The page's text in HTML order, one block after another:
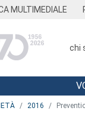
MULTIMEDIALE
chi
2016